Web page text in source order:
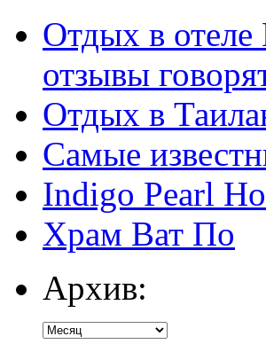
Отдых в
отзывы
Отдых в
Самые
Indigo Pearl
Храм Ват По
Архив: